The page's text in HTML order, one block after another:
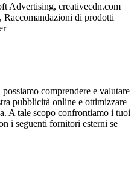
Advertising, creativecdn.com
di prodotti
comprendere e valutare
pubblicità online e ottimizzare
A tale scopo confrontiamo i tuoi
i seguenti fornitori esterni se